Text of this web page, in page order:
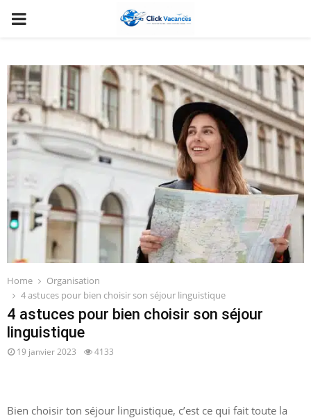
PRIMARY
Home
Organisation
4 astuces pour bien choisir son séjour linguistique
4 astuces pour bien choisir son séjour
linguistique
19 janvier 2023 4133
Bien choisir ton séjour linguistique, c’est ce qui fait toute la